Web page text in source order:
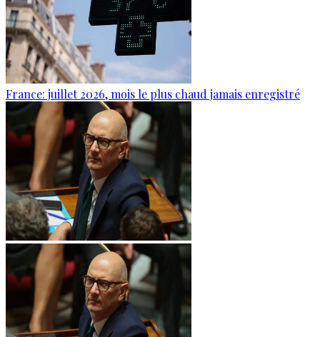
France: juillet 2026, mois le plus chaud jamais enregistré